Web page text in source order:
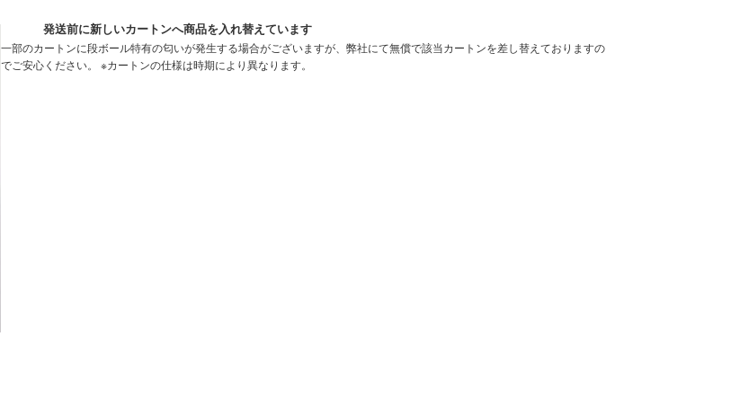
発送前に新しいカートンへ商品を入れ替えています
一部のカートンに段ボール特有の匂いが発生する場合がございますが、弊社にて無償で該当カートンを差し替えておりますの
でご安心ください。 ※カートンの仕様は時期により異なります。